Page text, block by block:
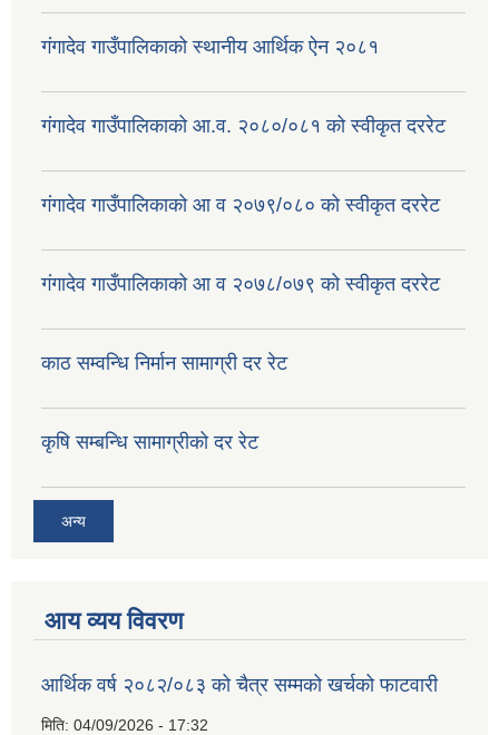
गंगादेव गाउँपालिकाको स्थानीय आर्थिक ऐन २०८१
गंगादेव गाउँपालिकाको आ.व. २०८०/०८१ को स्वीकृत दररेट
गंगादेव गाउँपालिकाको आ व २०७९/०८० को स्वीकृत दररेट
गंगादेव गाउँपालिकाको आ व २०७८/०७९ को स्वीकृत दररेट
काठ सम्वन्धि निर्मान सामाग्री दर रेट
कृषि सम्बन्धि सामाग्रीको दर रेट
अन्य
आय व्यय विवरण
आर्थिक वर्ष २०८२/०८३ को चैत्र सम्मको खर्चको फाटवारी
मिति: 04/09/2026 - 17:32